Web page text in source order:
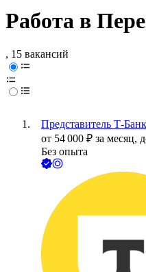
Работа в
, 15 вакансий
Представитель Т-
от 54 000 ₽ за месяц,
Без опыта